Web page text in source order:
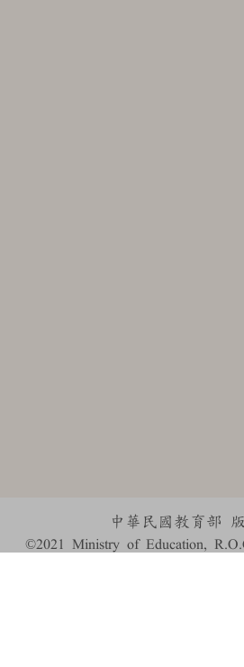
中華民國教育部
©2021 Ministry of Education,